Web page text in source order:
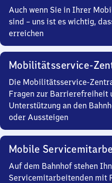
Auch wenn Sie in Ihrer
sind – uns ist es wichtig,
erreichen
Mobilitätsservice-
Die Mobilitätsservice-
Fragen zur Barrierefreiheit
Unterstützung an den
oder Aussteigen
Mobile
Auf dem Bahnhof stehen
Servicemitarbeitenden mit